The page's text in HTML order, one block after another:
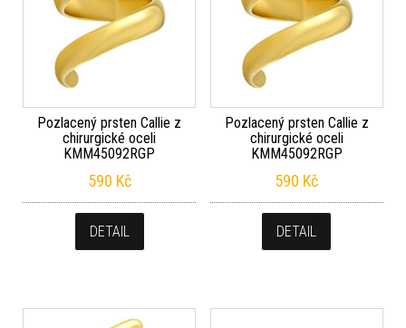
Pozlacený prsten Callie z
chirurgické oceli
KMM45092RGP
590 Kč
DETAIL
Pozlacený prsten Callie z
chirurgické oceli
KMM45092RGP
590 Kč
DETAIL